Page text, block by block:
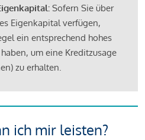
Sofern Sie über
Eigenkapital verfügen,
ein entsprechend hohes
um eine Kreditzusage
zu erhalten.
ich mir leisten?